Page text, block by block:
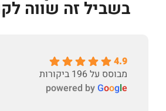
בשביל זה שווה
4.9
מבוסס על 196 ביקורות
powered byGoogle